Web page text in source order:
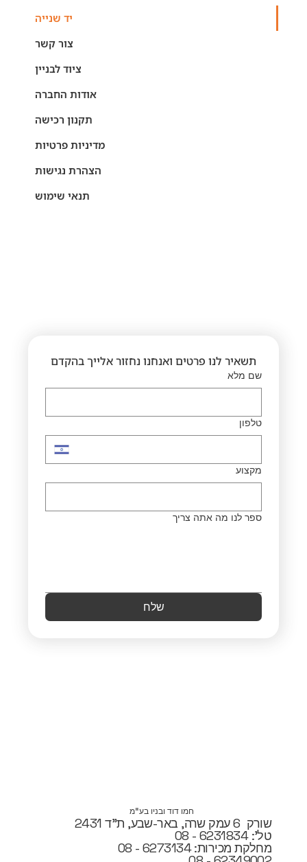
תשאיר לנו פרטים ואנחנו נחזור אלייך בהקדם
שם מלא
טלפון
מקצוע
ספר לנו מה אתה צריך
שלח
יד שנייה
צור קשר
ציוד לבניין
אודות החברה
תקנון רכישה
מדיניות פרטיות
הצהרת נגישות
תנאי שימוש
חמו דוד ובניו בע"מ
שורק 6 עמק שרה, באר-שבע, ת"ד 2431
טל': 6231834 - 08
מחלקת מכירות: 6273134 - 08